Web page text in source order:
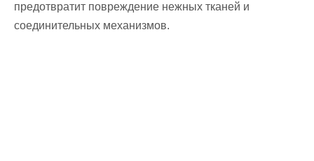
предотвратит повреждение нежных тканей и
соединительных механизмов.